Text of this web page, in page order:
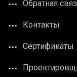
Обратная
Контакты
Сертификаты